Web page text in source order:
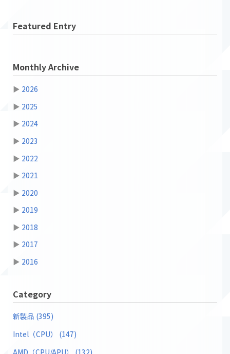
Featured Entry
Monthly Archive
▶ 2026
▶ 2025
▶ 2024
▶ 2023
▶ 2022
▶ 2021
▶ 2020
▶ 2019
▶ 2018
▶ 2017
▶ 2016
Category
新製品 (395)
Intel（CPU） (147)
AMD（CPU/APU） (132)